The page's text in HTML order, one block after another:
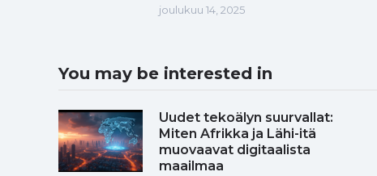
joulukuu 14, 2025
You may be interested in
Uudet tekoälyn suurvallat:
Miten Afrikka ja Lähi-itä
muovaavat digitaalista
maailmaa